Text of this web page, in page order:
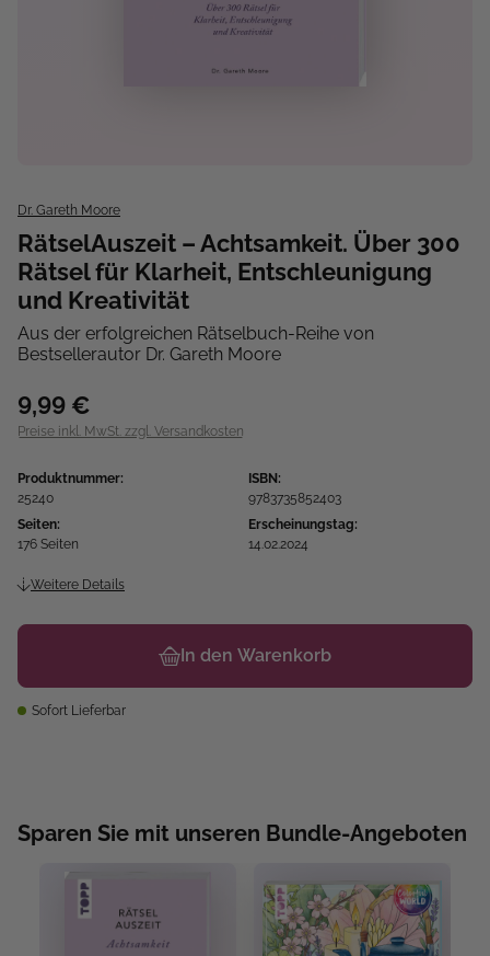
Dr. Gareth Moore
RätselAuszeit – Achtsamkeit. Über 300
Rätsel für Klarheit, Entschleunigung
und Kreativität
Aus der erfolgreichen Rätselbuch-Reihe von
Bestsellerautor Dr. Gareth Moore
9,99 €
Preise inkl. MwSt. zzgl. Versandkosten
Produktnummer:
25240
ISBN:
9783735852403
Seiten:
176 Seiten
Erscheinungstag:
14.02.2024
Weitere Details
In den Warenkorb
Sofort Lieferbar
Sparen Sie mit unseren Bundle-Angeboten